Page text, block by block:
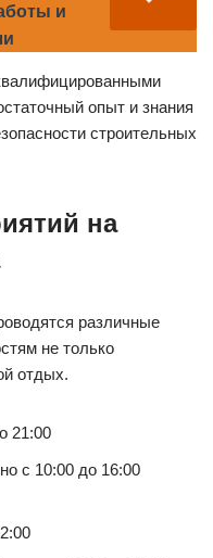
и
опыт и знания
строительных
на
различные
не только
отдых.
21:00
с 10:00 до 16:00